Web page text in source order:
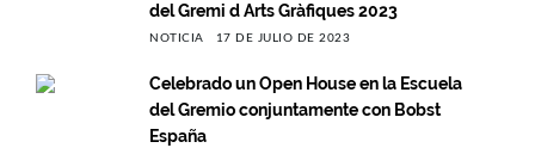
del Gremi d Arts Gràfiques 2023
NOTICIA 17 DE JULIO DE 2023
Celebrado un Open House en la Escuela
del Gremio conjuntamente con Bobst
España